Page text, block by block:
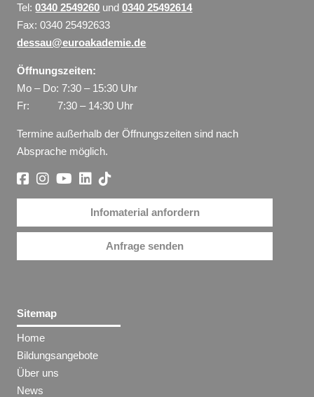
Tel:0340 2549260 und0340 25492614
Fax: 0340 25492633
dessau@euroakademie.de
Öffnungszeiten:
Mo – Do: 7:30 – 15:30 Uhr
Fr: 7:30 – 14:30 Uhr
Termine außerhalb der Öffnungszeiten sind nach
Absprache möglich.
Infomaterial anfordern
Anfrage senden
Sitemap
Home
Bildungsangebote
Über uns
News